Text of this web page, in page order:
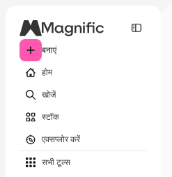
बनाएं
होम
खोजें
स्टॉक
एक्सप्लोर करें
सभी टूल्‍स